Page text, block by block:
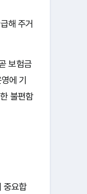
해 주거
보험금
에 기
불편함
중요합